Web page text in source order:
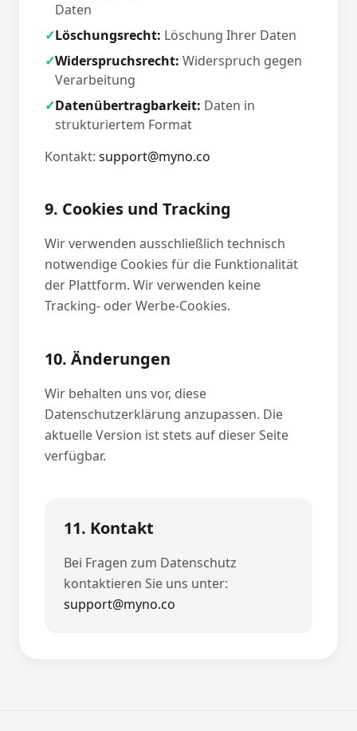
Daten
✓Löschungsrecht: Löschung Ihrer Daten
✓Widerspruchsrecht: Widerspruch gegen
Verarbeitung
✓Datenübertragbarkeit: Daten in
strukturiertem Format
Kontakt: support@myno.co
9. Cookies und Tracking
Wir verwenden ausschließlich technisch
notwendige Cookies für die Funktionalität
der Plattform. Wir verwenden keine
Tracking- oder Werbe-Cookies.
10. Änderungen
Wir behalten uns vor, diese
Datenschutzerklärung anzupassen. Die
aktuelle Version ist stets auf dieser Seite
verfügbar.
11. Kontakt
Bei Fragen zum Datenschutz
kontaktieren Sie uns unter:
support@myno.co